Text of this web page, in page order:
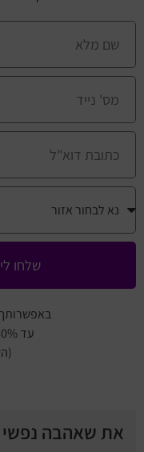
שלחו
עד 80% הנחה למגוון מופעים
את שאהבה נפשי